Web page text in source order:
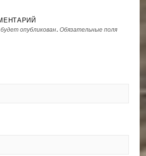
опубликован. Обязательные поля